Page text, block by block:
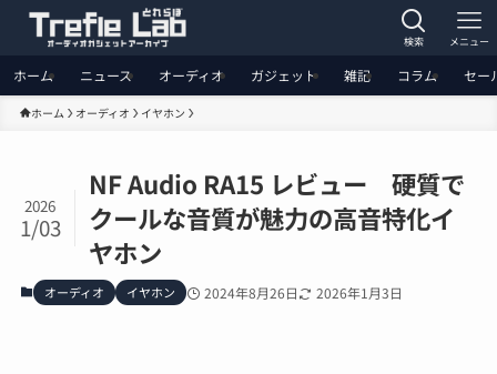
検索 メニュー
ホーム ニュース オーディオ ガジェット 雑記 コラム セー
ホーム オーディオ イヤホン
NF Audio RA15 レビュー 硬質で
クールな音質が魅力の高音特化イ
ヤホン
2026
1/03
オーディオ イヤホン 2024年8月26日 2026年1月3日